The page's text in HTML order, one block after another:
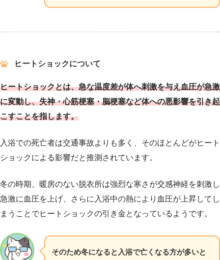
ヒートショックについて
ヒートショックとは、急な温度差が体へ刺激を与え血圧が急激
に変動し、失神・心筋梗塞・脳梗塞など体への悪影響を引き起
こすことを指します。
入浴での死亡者は交通事故よりも多く、そのほとんどがヒート
ショックによる影響だと推測されています。
冬の時期、暖房のない脱衣所は強烈な寒さが交感神経を刺激し
急激に血圧を上げ、さらに入浴中の熱により血圧が上昇してし
まうことでヒートショックの引き金となっているようです。
そのため冬になると入浴で亡くなる方が多いと